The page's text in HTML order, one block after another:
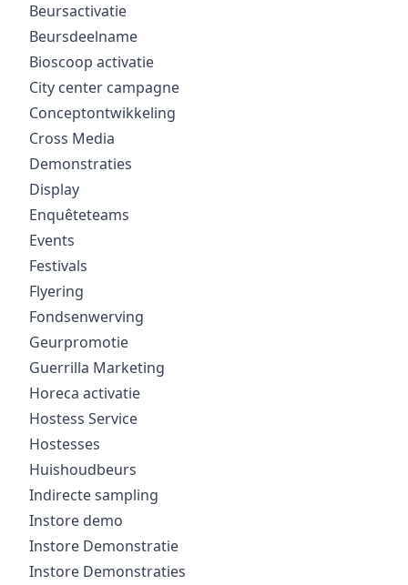
Beursactivatie
Beursdeelname
Bioscoop activatie
City center campagne
Conceptontwikkeling
Cross Media
Demonstraties
Display
Enquêteteams
Events
Festivals
Flyering
Fondsenwerving
Geurpromotie
Guerrilla Marketing
Horeca activatie
Hostess Service
Hostesses
Huishoudbeurs
Indirecte sampling
Instore demo
Instore Demonstratie
Instore Demonstraties